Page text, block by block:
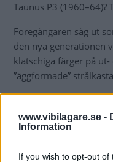
www.vibilagare.se -
Information
If you wish to opt-out
Taunus P3 (1960–64)?
Föregångaren såg ut
den nya generationen
klatschiga färger på
”äggformade”
till Fords USA-mode
med med nedvevbar
På de första